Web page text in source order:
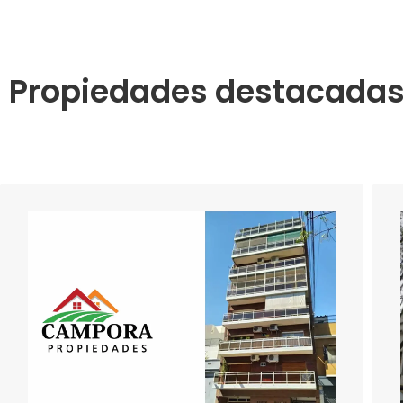
Propiedades